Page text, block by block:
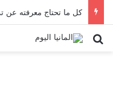
كل ما تحتاج معرفته عن
بحث عن